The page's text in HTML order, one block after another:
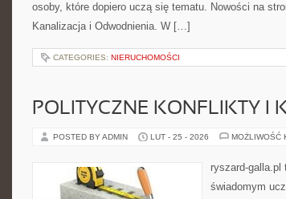
osoby, które dopiero uczą się tematu. Nowości na
Kanalizacja i Odwodnienia. W […]
CATEGORIES: NIERUCHOMOŚCI
POLITYCZNE KONFLIKTY I
POSTED BY ADMIN LUT - 25 - 2026 MOŻLIWOŚĆ
ryszard-
świadomym